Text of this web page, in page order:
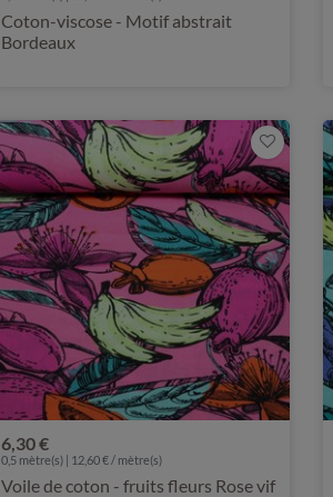
Coton-viscose - Motif abstrait
Bordeaux
6,30 €
0,5 mètre(s) | 12,60 € / mètre(s)
Voile de coton - fruits fleurs Rose vif